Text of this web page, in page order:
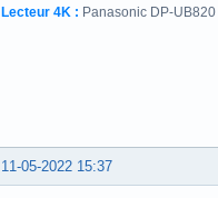
Lecteur 4K : Panasonic DP-UB820
11-05-2022 15:37